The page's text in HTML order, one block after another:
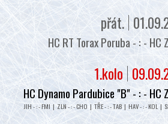
přát.
HC RT Torax Poruba - : - HC
1.kolo
HC Dynamo Pardubice "B" - : - HC
JIH - : - FMI | ZLN - : - CHO | TŘE - : - TAB | HAV - : - KOL |